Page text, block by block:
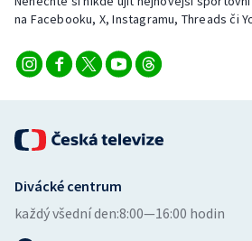
na Facebooku, X, Instagramu, Threads či
Divácké centrum
každý všední den:8:00—16:00 hodin